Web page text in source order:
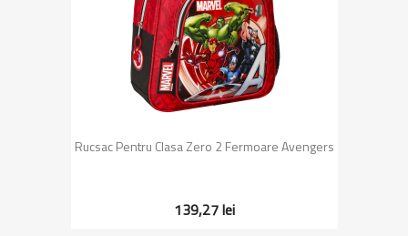
Rucsac Pentru Clasa Zero 2 Fermoare Avengers
139,27 lei